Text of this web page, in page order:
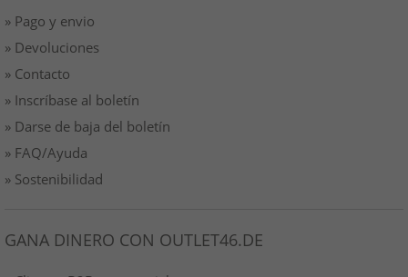
» Pago y envio
» Devoluciones
» Contacto
» Inscríbase al boletín
» Darse de baja del boletín
» FAQ/Ayuda
» Sostenibilidad
GANA DINERO CON OUTLET46.DE